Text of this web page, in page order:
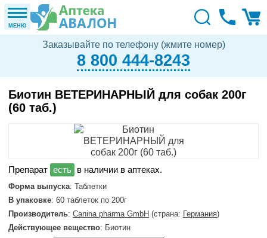
МЕНЮ
Заказывайте по телефону (жмите номер)
8 800 444-8243
Биотин ВЕТЕРИНАРНЫЙ для собак 200г
(60 таб.)
в наличии в аптеках.
Форма выпуска: Таблетки
В упаковке: 60 таблеток по 200г
Производитель: Canina pharma GmbH (страна: Германия)
Действующее вещество: Биотин